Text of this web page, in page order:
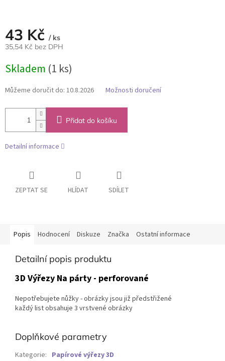
43 Kč / ks
35,54 Kč bez DPH
cena:
Skladem (1 ks)
Můžeme doručit do: 10.8.2026 Možnosti doručení
Přidat do košíku
Detailní informace
ZEPTAT SE HLÍDAT SDÍLET
Popis Hodnocení Diskuze Značka Ostatní informace
Detailní popis produktu
3D Výřezy Na párty - perforované
Nepotřebujete nůžky - obrázky jsou již předstřižené
každý list obsahuje 3 vrstvené obrázky
Doplňkové parametry
Kategorie: Papírové výřezy 3D